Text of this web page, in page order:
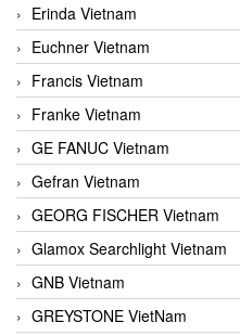
Erinda Vietnam
Euchner Vietnam
Francis Vietnam
Franke Vietnam
GE FANUC Vietnam
Gefran Vietnam
GEORG FISCHER Vietnam
Glamox Searchlight Vietnam
GNB Vietnam
GREYSTONE VietNam